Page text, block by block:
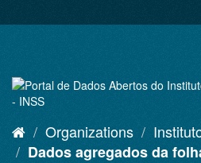
to
Organizations
Dados agregados da